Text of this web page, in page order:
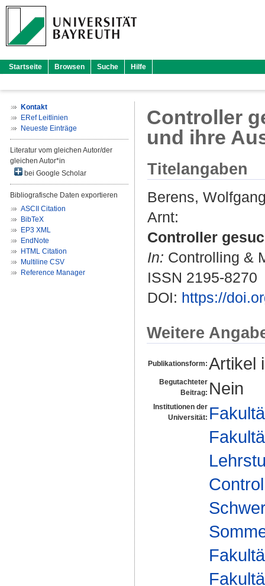
Startseite Browsen Suche Hilfe
Kontakt
ERef Leitlinien
Neueste Einträge
Literatur vom gleichen Autor/der
gleichen Autor*in
bei Google Scholar
Bibliografische Daten exportieren
ASCII Citation
BibTeX
EP3 XML
EndNote
HTML Citation
Multiline CSV
Reference Manager
Controller
und ihre
Titelangaben
Berens,
Arnt:
Controller
In: Controlling &
ISSN 2195-8270
DOI: https://
Weitere
Publikationsform: Artikel
Begutachteter
Beitrag: Nein
Institutionen der
Universität: